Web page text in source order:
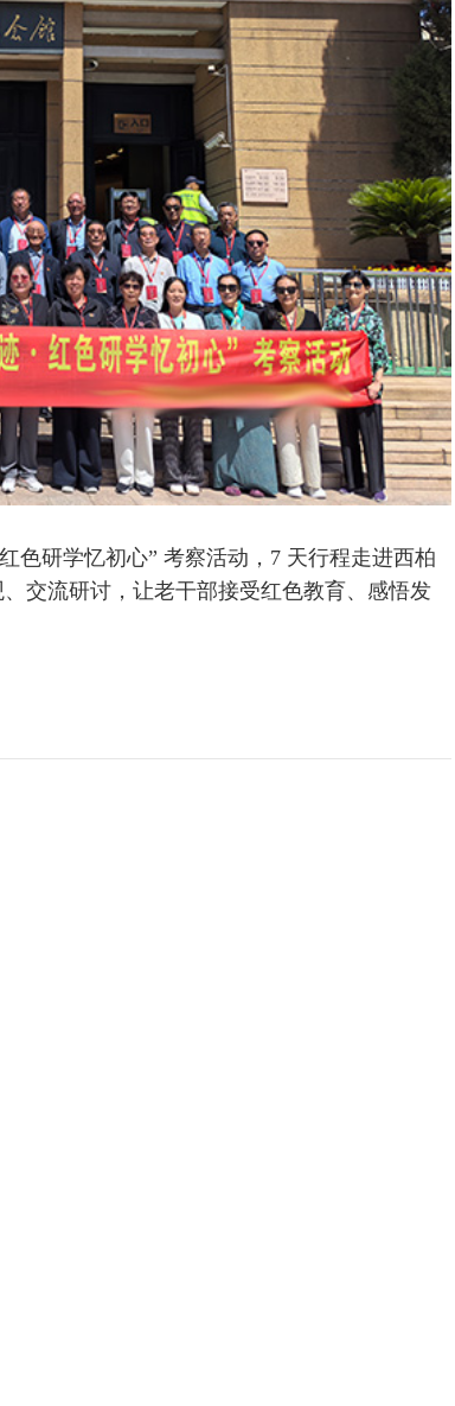
色研学忆初心” 考察活动，7 天行程走进西柏
交流研讨，让老干部接受红色教育、感悟发